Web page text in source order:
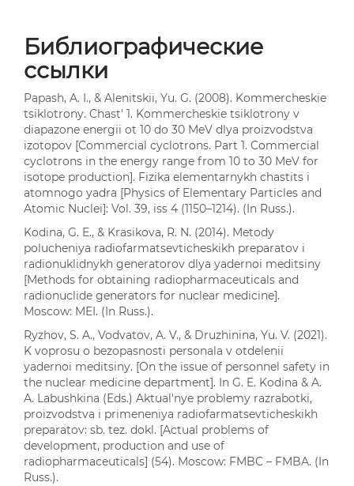
Библиографические
ссылки
Papash, A. I., & Alenitskii, Yu. G. (2008). Kommercheskie
tsiklotrony. Chast' 1. Kommercheskie tsiklotrony v
diapazone energii ot 10 do 30 MeV dlya proizvodstva
izotopov [Commercial cyclotrons. Part 1. Commercial
cyclotrons in the energy range from 10 to 30 MeV for
isotope production]. Fizika elementarnykh chastits i
atomnogo yadra [Physics of Elementary Particles and
Atomic Nuclei]: Vol. 39, iss 4 (1150–1214). (In Russ.).
Kodina, G. E., & Krasikova, R. N. (2014). Metody
polucheniya radiofarmatsevticheskikh preparatov i
radionuklidnykh generatorov dlya yadernoi meditsiny
[Methods for obtaining radiopharmaceuticals and
radionuclide generators for nuclear medicine].
Moscow: MEI. (In Russ.).
Ryzhov, S. A., Vodvatov, A. V., & Druzhinina, Yu. V. (2021).
K voprosu o bezopasnosti personala v otdelenii
yadernoi meditsiny. [On the issue of personnel safety in
the nuclear medicine department]. In G. E. Kodina & A.
A. Labushkina (Eds.) Aktual'nye problemy razrabotki,
proizvodstva i primeneniya radiofarmatsevticheskikh
preparatov: sb. tez. dokl. [Actual problems of
development, production and use of
radiopharmaceuticals] (54). Moscow: FMBC – FMBA. (In
Russ.).